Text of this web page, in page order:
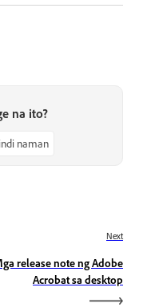
na ito?
naman
Next
release note ng Adobe
Acrobat sa desktop